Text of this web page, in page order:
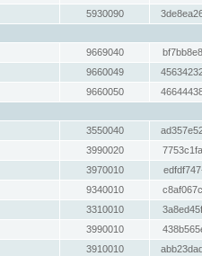
5930090
9669040
9660049
9660050
3550040
3990020
3970010
9340010
3310010
3990010
3910010